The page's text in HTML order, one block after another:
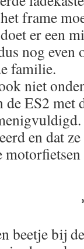
frame
er een
nog even
familie.
niet
de ES2 met
en dat
beetje bij